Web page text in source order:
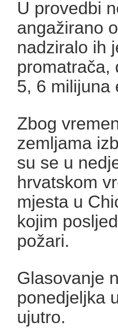
U provedbi
angažirano
nadziralo ih
promatrača,
5, 6 milijuna
Zbog
zemljama
su se u
hrvatskom
mjesta u
kojim
požari.
Glasovanje
ponedjeljka
ujutro.